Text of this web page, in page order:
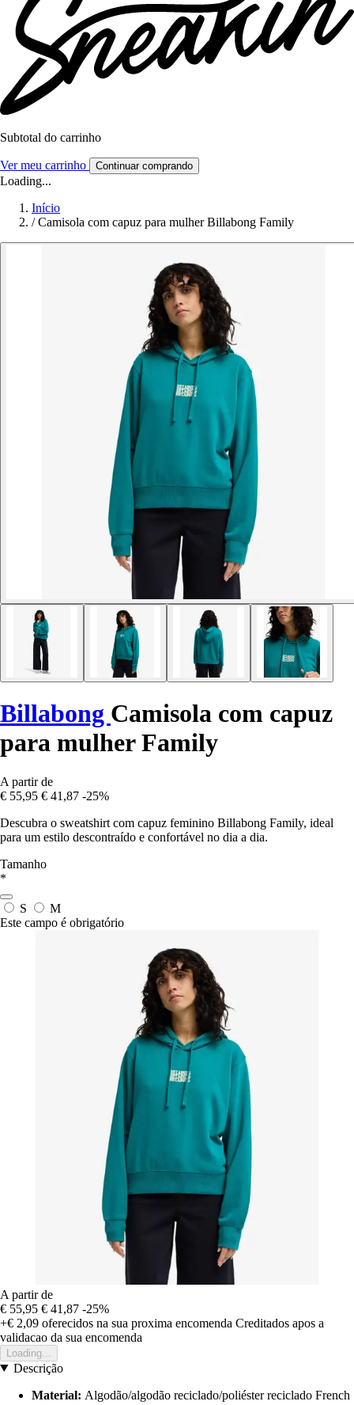
Subtotal do carrinho
Ver meu carrinho Continuar comprando
Loading...
Início
/ Camisola com capuz para mulher Billabong Family
Billabong Camisola com capuz
para mulher Family
A partir de
€ 55,95 € 41,87 -25%
Descubra o sweatshirt com capuz feminino Billabong Family, ideal
para um estilo descontraído e confortável no dia a dia.
Tamanho
*
S
M
Este campo é obrigatório
A partir de
€ 55,95 € 41,87 -25%
+€ 2,09 oferecidos na sua proxima encomenda Creditados apos a
validacao da sua encomenda
Loading...
Descrição
Material: Algodão/algodão reciclado/poliéster reciclado French